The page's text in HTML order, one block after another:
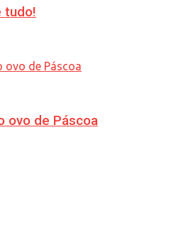
tudo!
ovo de Páscoa